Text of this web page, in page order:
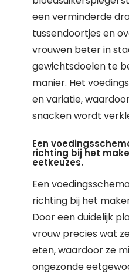
een verminderde
tussendoortjes en
vrouwen beter in
gewichtsdoelen te
manier. Het
en variatie,
snacken wordt
Een
richting bij het
eetkeuzes.
Een
richting bij het
Door een duidelijk
vrouw precies wat
eten, waardoor ze
ongezonde